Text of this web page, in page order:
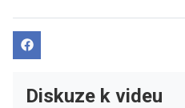
Diskuze k videu